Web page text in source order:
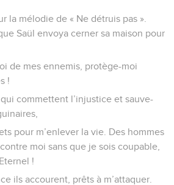
la mélodie de « Ne détruis pas ».
Saül envoya cerner sa maison pour
de mes ennemis, protège-moi
!
commettent l’injustice et sauve-
pour m’enlever la vie. Des hommes
moi sans que je sois coupable,
!
ils accourent, prêts à m’attaquer.